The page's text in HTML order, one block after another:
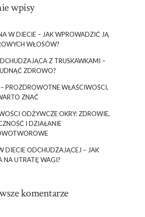
wpisy
W DIECIE – JAK WPROWADZIĆ JĄ
WŁOSÓW?
Z TRUSKAWKAMI –
ZDROWO?
PROZDROWOTNE WŁAŚCIWOŚCI,
ZNAĆ
ODŻYWCZE OKRY: ZDROWIE,
I DZIAŁANIE
DIECIE ODCHUDZAJĄCEJ – JAK
NA UTRATĘ WAGI?
komentarze